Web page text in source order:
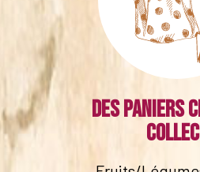
Des paniers